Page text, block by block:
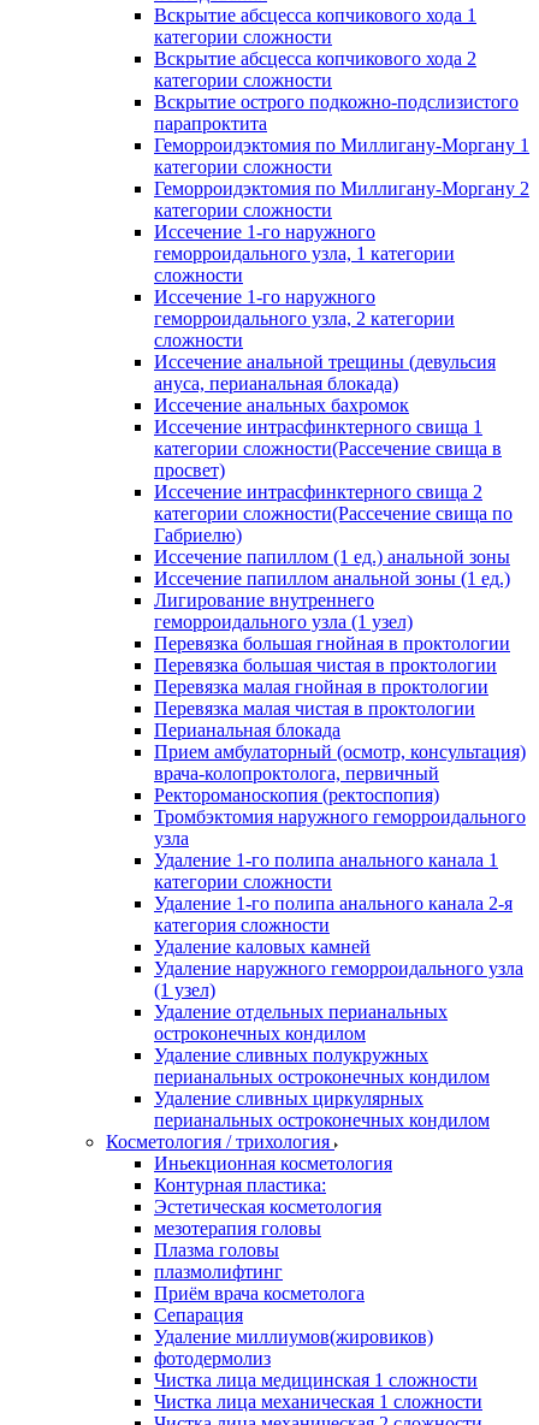
Вскрытие абсцесса копчикового хода 1
категории сложности
Вскрытие абсцесса копчикового хода 2
категории сложности
Вскрытие острого подкожно-подслизистого
парапроктита
Геморроидэктомия по Миллигану-Моргану 1
категории сложности
Геморроидэктомия по Миллигану-Моргану 2
категории сложности
Иссечение 1-го наружного
геморроидального узла, 1 категории
сложности
Иссечение 1-го наружного
геморроидального узла, 2 категории
сложности
Иссечение анальной трещины (девульсия
ануса, перианальная блокада)
Иссечение анальных бахромок
Иссечение интрасфинктерного свища 1
категории сложности(Рассечение свища в
просвет)
Иссечение интрасфинктерного свища 2
категории сложности(Рассечение свища по
Габриелю)
Иссечение папиллом (1 ед.) анальной зоны
Иссечение папиллом анальной зоны (1 ед.)
Лигирование внутреннего
геморроидального узла (1 узел)
Перевязка большая гнойная в проктологии
Перевязка большая чистая в проктологии
Перевязка малая гнойная в проктологии
Перевязка малая чистая в проктологии
Перианальная блокада
Прием амбулаторный (осмотр, консультация)
врача-колопроктолога, первичный
Ректороманоскопия (ректоспопия)
Тромбэктомия наружного геморроидального
узла
Удаление 1-го полипа анального канала 1
категории сложности
Удаление 1-го полипа анального канала 2-я
категория сложности
Удаление каловых камней
Удаление наружного геморроидального узла
(1 узел)
Удаление отдельных перианальных
остроконечных кондилом
Удаление сливных полукружных
перианальных остроконечных кондилом
Удаление сливных циркулярных
перианальных остроконечных кондилом
Косметология / трихология
Иньекционная косметология
Контурная пластика:
Эстетическая косметология
мезотерапия головы
Плазма головы
плазмолифтинг
Приём врача косметолога
Сепарация
Удаление миллиумов(жировиков)
фотодермолиз
Чистка лица медицинская 1 сложности
Чистка лица механическая 1 сложности